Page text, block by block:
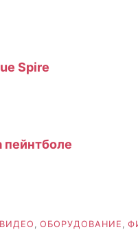
Spire
пейнтболе
ВИДЕО ОБОРУДОВАНИЕ